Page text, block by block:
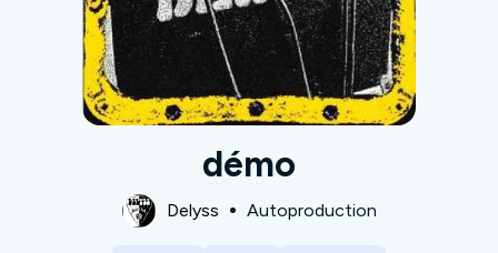
démo
Delyss Autoproduction